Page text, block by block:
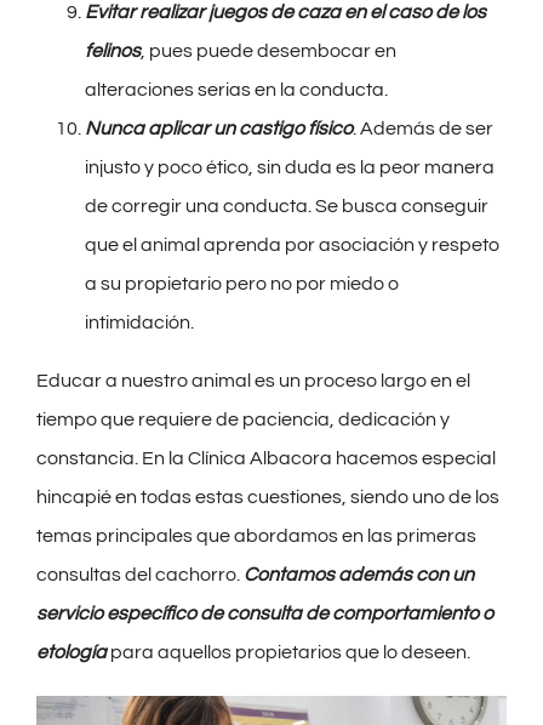
Evitar realizar juegos de caza en el caso de los
felinos, pues puede desembocar en
alteraciones serias en la conducta.
Nunca aplicar un castigo físico. Además de ser
injusto y poco ético, sin duda es la peor manera
de corregir una conducta. Se busca conseguir
que el animal aprenda por asociación y respeto
a su propietario pero no por miedo o
intimidación.
Educar a nuestro animal es un proceso largo en el
tiempo que requiere de paciencia, dedicación y
constancia. En la Clínica Albacora hacemos especial
hincapié en todas estas cuestiones, siendo uno de los
temas principales que abordamos en las primeras
consultas del cachorro. Contamos además con un
servicio específico de consulta de comportamiento o
etologíapara aquellos propietarios que lo deseen.